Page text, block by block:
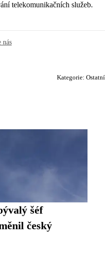
telekomunikačních služeb.
nás
Kategorie: Ostatní
šéf
český